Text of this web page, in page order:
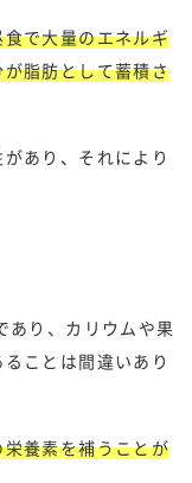
で大量のエネルギ
脂肪として蓄積さ
あり、それにより
あり、カリウムや果
ことは間違いあり
養素を補うことが